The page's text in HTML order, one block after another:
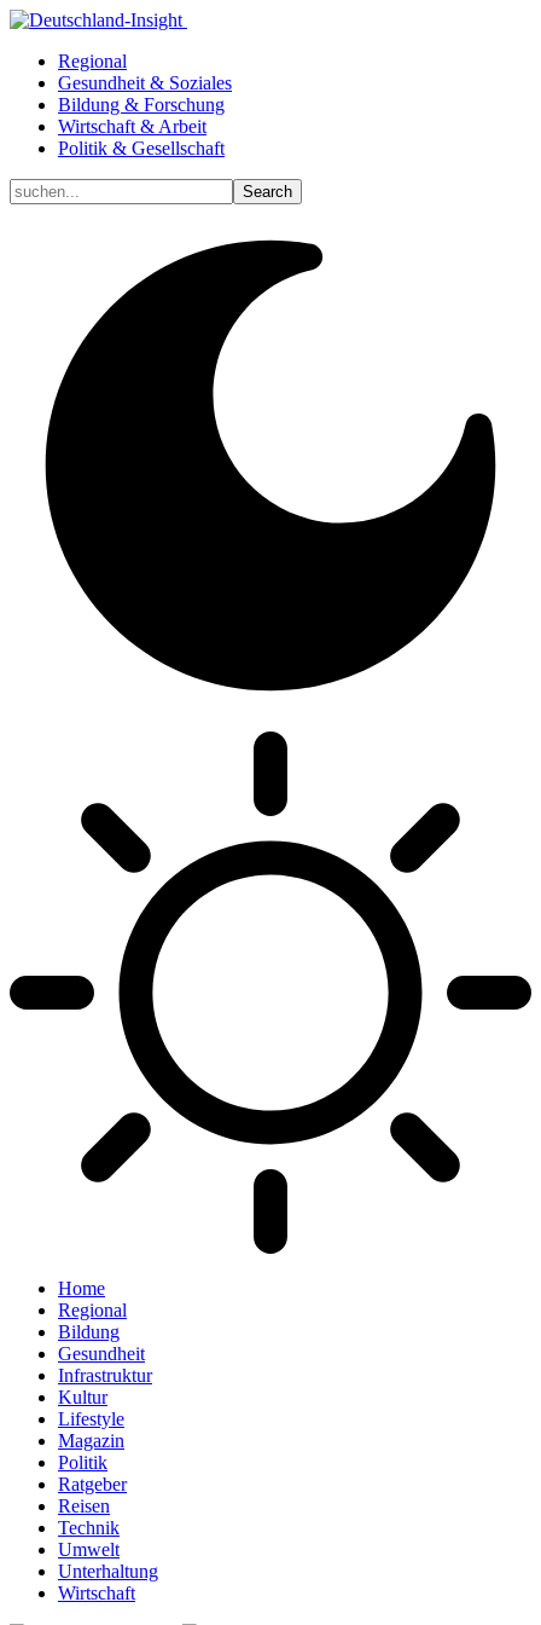
Regional
Gesundheit & Soziales
Bildung & Forschung
Wirtschaft & Arbeit
Politik & Gesellschaft
Home
Regional
Bildung
Gesundheit
Infrastruktur
Kultur
Lifestyle
Magazin
Politik
Ratgeber
Reisen
Technik
Umwelt
Unterhaltung
Wirtschaft